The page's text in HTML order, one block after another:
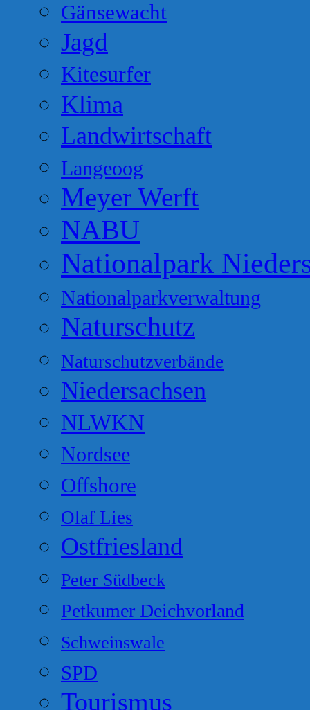
Gänsewacht
Jagd
Kitesurfer
Klima
Landwirtschaft
Langeoog
Meyer Werft
NABU
Nationalpark
Nationalparkverwaltung
Naturschutz
Naturschutzverbände
Niedersachsen
NLWKN
Nordsee
Offshore
Olaf Lies
Ostfriesland
Peter Südbeck
Petkumer Deichvorland
Schweinswale
SPD
Tourismus